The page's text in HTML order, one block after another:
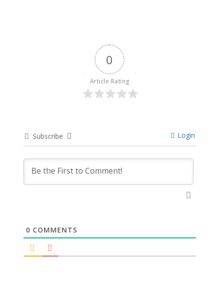
0
Article Rating
Subscribe Login
0 COMMENTS